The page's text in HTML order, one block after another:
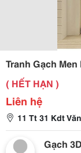
Tranh Gạch
( HẾT HẠN )
Liên hệ
11 Tt 31 Kdt
Gạch 3D